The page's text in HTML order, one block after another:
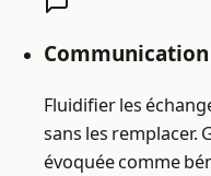
Communication
Fluidifier les
sans les remplacer.
évoquée comme